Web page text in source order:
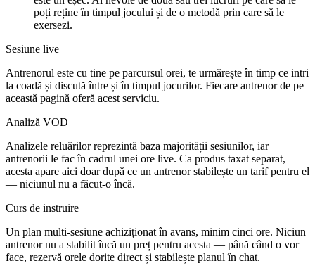
poți reține în timpul jocului și de o metodă prin care să le
exersezi.
Sesiune live
Antrenorul este cu tine pe parcursul orei, te urmărește în timp ce intri
la coadă și discută între și în timpul jocurilor. Fiecare antrenor de pe
această pagină oferă acest serviciu.
Analiză VOD
Analizele reluărilor reprezintă baza majorității sesiunilor, iar
antrenorii le fac în cadrul unei ore live. Ca produs taxat separat,
acesta apare aici doar după ce un antrenor stabilește un tarif pentru el
— niciunul nu a făcut-o încă.
Curs de instruire
Un plan multi-sesiune achiziționat în avans, minim cinci ore. Niciun
antrenor nu a stabilit încă un preț pentru acesta — până când o vor
face, rezervă orele dorite direct și stabilește planul în chat.